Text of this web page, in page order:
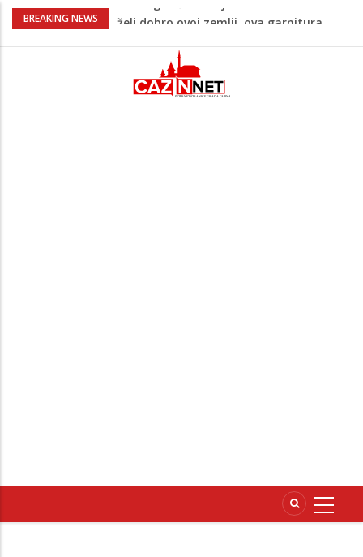
BREAKING NEWS
Supruga izraelskog premijera suočava se
Pentagon zabrinut zbog smanjenih
zaliha, od vojne industrije traži ubrzanje